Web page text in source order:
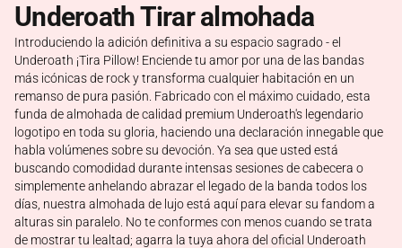
Underoath Tirar almohada
Introduciendo la adición definitiva a su espacio sagrado - el
Underoath ¡Tira Pillow! Enciende tu amor por una de las bandas
más icónicas de rock y transforma cualquier habitación en un
remanso de pura pasión. Fabricado con el máximo cuidado, esta
funda de almohada de calidad premium Underoath's legendario
logotipo en toda su gloria, haciendo una declaración innegable que
habla volúmenes sobre su devoción. Ya sea que usted está
buscando comodidad durante intensas sesiones de cabecera o
simplemente anhelando abrazar el legado de la banda todos los
días, nuestra almohada de lujo está aquí para elevar su fandom a
alturas sin paralelo. No te conformes con menos cuando se trata
de mostrar tu lealtad; agarra la tuya ahora del oficial Underoath